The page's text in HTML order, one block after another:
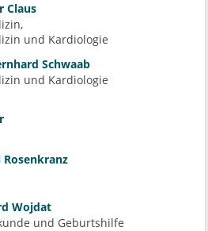
Claus
und Kardiologie
Schwaab
und Kardiologie
Rosenkranz
Wojdat
und Geburtshilfe